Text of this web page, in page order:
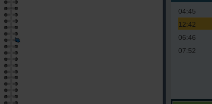
04:45
12:42
06:46
07:52